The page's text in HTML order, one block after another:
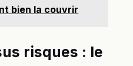
bien la couvrir
risques : le